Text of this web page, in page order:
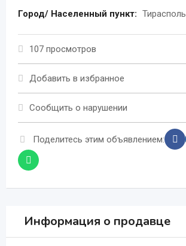
Город/ Населенный пункт: Тирасполь
107 просмотров
Добавить в избранное
Сообщить о нарушении
Поделитесь этим объявлением:
Информация о продавце